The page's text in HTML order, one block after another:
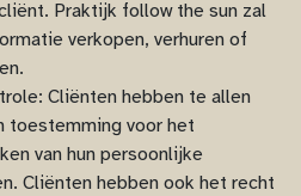
Praktijk follow the sun zal
verkopen, verhuren of
Cliënten hebben te allen
toestemming voor het
van hun persoonlijke
Cliënten hebben ook het recht